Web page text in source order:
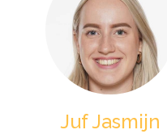
Juf Jasmijn